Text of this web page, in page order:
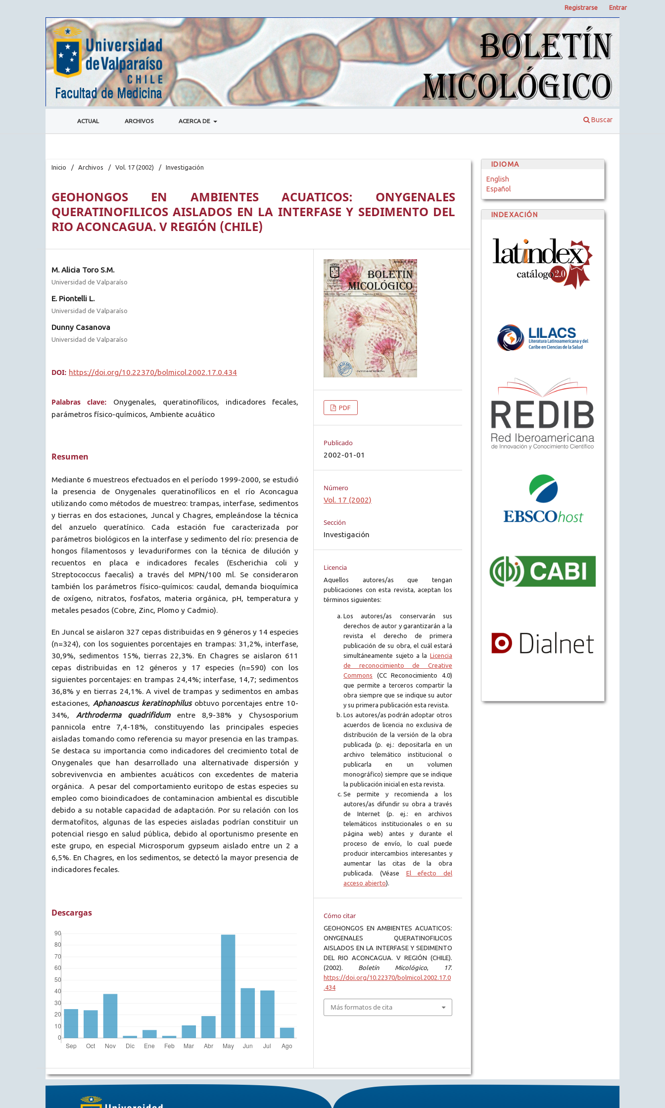
ACTUAL ARCHIVOS ACERCA DE Buscar
Registrarse Entrar
Inicio / Archivos / Vol. 17 (2002) / Investigación
GEOHONGOS EN AMBIENTES ACUATICOS: ONYGENALES
QUERATINOFILICOS AISLADOS EN LA INTERFASE Y SEDIMENTO DEL
RIO ACONCAGUA. V REGIÓN (CHILE)
M. Alicia Toro S.M.
Universidad de Valparaíso
E. Piontelli L.
Universidad de Valparaíso
Dunny Casanova
Universidad de Valparaíso
DOI: https://doi.org/10.22370/bolmicol.2002.17.0.434
Palabras clave:
Onygenales, queratinofílicos, indicadores fecales,
parámetros físico-químicos, Ambiente acuático
Resumen
Mediante 6 muestreos efectuados en el período 1999-2000, se estudió
la presencia de Onygenales queratinofílicos en el río Aconcagua
utilizando como métodos de muestreo: trampas, interfase, sedimentos
y tierras en dos estaciones, Juncal y Chagres, empleándose la técnica
del anzuelo queratínico. Cada estación fue caracterizada por
parámetros biológicos en la interfase y sedimento del río: presencia de
hongos filamentosos y levaduriformes con la técnica de dilución y
recuentos en placa e indicadores fecales (Escherichia coli y
Streptococcus faecalis) a través del MPN/100 ml. Se consideraron
también los parámetros físico-químicos: caudal, demanda bioquímica
de oxígeno, nitratos, fosfatos, materia orgánica, pH, temperatura y
metales pesados (Cobre, Zinc, Plomo y Cadmio).
En Juncal se aislaron 327 cepas distribuidas en 9 géneros y 14 especies
(n=324), con los soguientes porcentajes en trampas: 31,2%, interfase,
30,9%, sedimentos 15%, tierras 22,3%. En Chagres se aislaron 611
cepas distribuidas en 12 géneros y 17 especies (n=590) con los
siguientes porcentajes: en trampas 24,4%; interfase, 14,7; sedimentos
36,8% y en tierras 24,1%. A vivel de trampas y sedimentos en ambas
estaciones, Aphanoascus keratinophilusobtuvo porcentajes entre 10-
34%, Arthroderma quadrifidumentre 8,9-38% y Chysosporium
pannicola entre 7,4-18%, constituyendo las principales especies
aisladas tomando como referencia su mayor presencia en las trampas.
Se destaca su importancia como indicadores del crecimiento total de
Onygenales que han desarrollado una alternativade dispersión y
sobrevivenvcia en ambientes acuáticos con excedentes de materia
orgánica. A pesar del comportamiento euritopo de estas especies su
empleo como bioindicadoes de contaminacion ambiental es discutible
debido a su notable capacidad de adaptación. Por su relación con los
dermatofitos, algunas de las especies aisladas podrían constituir un
potencial riesgo en salud pública, debido al oportunismo presente en
este grupo, en especial Microsporum gypseum aislado entre un 2 a
6,5%. En Chagres, en los sedimentos, se detectó la mayor presencia de
indicadores fecales.
Descargas
PDF
Publicado
2002-01-01
Número
Vol. 17 (2002)
Sección
Investigación
Licencia
Aquellos autores/as que tengan
publicaciones con esta revista, aceptan los
términos siguientes:
Los autores/as conservarán sus
derechos de autor y garantizarán a la
revista el derecho de primera
publicación de su obra, el cuál estará
simultáneamente sujeto a la Licencia
de reconocimiento de Creative
Commons (CC Reconocimiento 4.0)
que permite a terceros compartir la
obra siempre que se indique su autor
y su primera publicación esta revista.
Los autores/as podrán adoptar otros
acuerdos de licencia no exclusiva de
distribución de la versión de la obra
publicada (p. ej.: depositarla en un
archivo telemático institucional o
publicarla en un volumen
monográfico) siempre que se indique
la publicación inicial en esta revista.
Se permite y recomienda a los
autores/as difundir su obra a través
de Internet (p. ej.: en archivos
telemáticos institucionales o en su
página web) antes y durante el
proceso de envío, lo cual puede
producir intercambios interesantes y
aumentar las citas de la obra
publicada. (Véase El efecto del
acceso abierto).
Cómo citar
GEOHONGOS EN AMBIENTES ACUATICOS:
ONYGENALES QUERATINOFILICOS
AISLADOS EN LA INTERFASE Y SEDIMENTO
DEL RIO ACONCAGUA. V REGIÓN (CHILE).
(2002). Boletín Micológico, 17.
https://doi.org/10.22370/bolmicol.2002.17.0
.434
Más formatos de cita
IDIOMA
English
Español
INDEXACIÓN